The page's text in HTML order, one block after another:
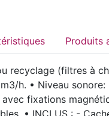
recyclage (filtres à
h. • Niveau
fixations
• INCLUS : -